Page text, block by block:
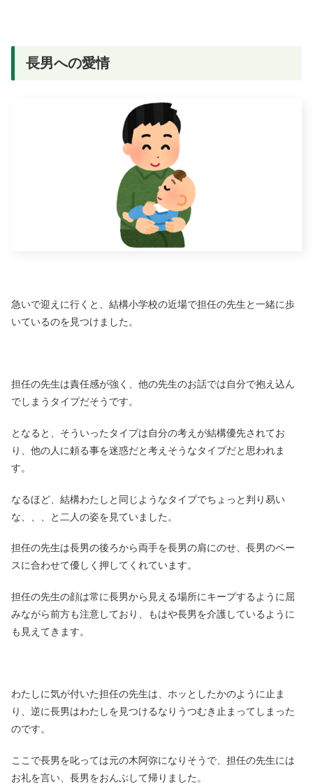
長男への愛情
急いで迎えに行くと、結構小学校の近場で担任の先生と一緒に歩
いているのを見つけました。
担任の先生は責任感が強く、他の先生のお話では自分で抱え込ん
でしまうタイプだそうです。
となると、そういったタイプは自分の考えが結構優先されてお
り、他の人に頼る事を迷惑だと考えそうなタイプだと思われま
す。
なるほど、結構わたしと同じようなタイプでちょっと判り易い
な、、、と二人の姿を見ていました。
担任の先生は長男の後ろから両手を長男の肩にのせ、長男のペー
スに合わせて優しく押してくれています。
担任の先生の顔は常に長男から見える場所にキープするように屈
みながら前方も注意しており、もはや長男を介護しているように
も見えてきます。
わたしに気が付いた担任の先生は、ホッとしたかのように止ま
り、逆に長男はわたしを見つけるなりうつむき止まってしまった
のです。
ここで長男を叱っては元の木阿弥になりそうで、担任の先生には
お礼を言い、長男をおんぶして帰りました。